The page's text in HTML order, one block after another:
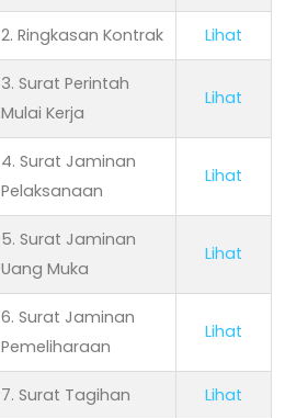
2. Ringkasan Kontrak Lihat
3. Surat Perintah
Mulai Kerja
Lihat
4. Surat Jaminan
Pelaksanaan
Lihat
5. Surat Jaminan
Uang Muka
Lihat
6. Surat Jaminan
Pemeliharaan
Lihat
7. Surat Tagihan Lihat